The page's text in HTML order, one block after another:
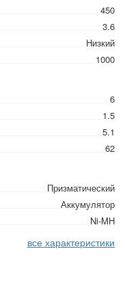
450
3.6
Низкий
1000
6
1.5
5.1
62
Призматический
Аккумулятор
Ni-MH
все характеристики